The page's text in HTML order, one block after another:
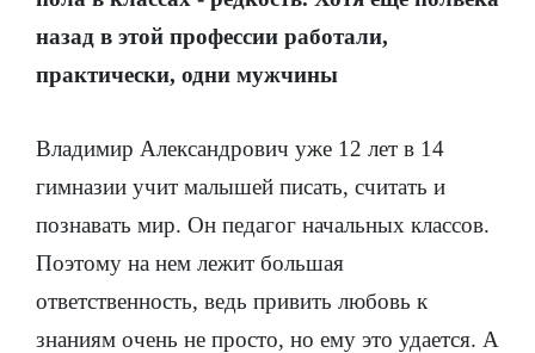
назад в этой профессии работали,
практически, одни мужчины
Владимир Александрович уже 12 лет в 14
гимназии учит малышей писать, считать и
познавать мир. Он педагог начальных классов.
Поэтому на нем лежит большая
ответственность, ведь привить любовь к
знаниям очень не просто, но ему это удается. А